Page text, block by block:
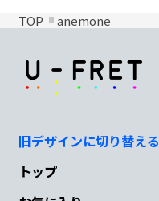
TOP anemone
旧デザインに切り替える
トップ